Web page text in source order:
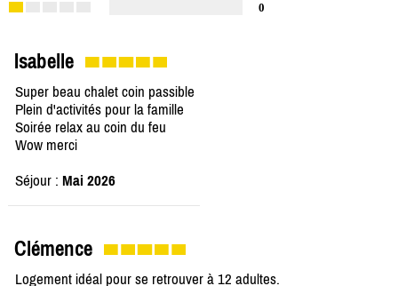
0
Isabelle
Super beau chalet coin passible
Plein d'activités pour la famille
Soirée relax au coin du feu
Wow merci
Séjour : Mai 2026
Clémence
Logement idéal pour se retrouver à 12 adultes.